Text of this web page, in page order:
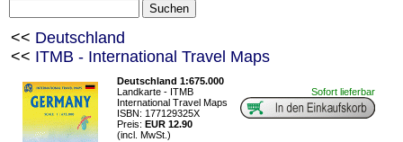
<< Deutschland
<< ITMB - International Travel Maps
Deutschland 1:675.000
Landkarte - ITMB
International Travel Maps
ISBN: 177129325X
Preis: EUR 12.90
(incl. MwSt.)
Sofort lieferbar